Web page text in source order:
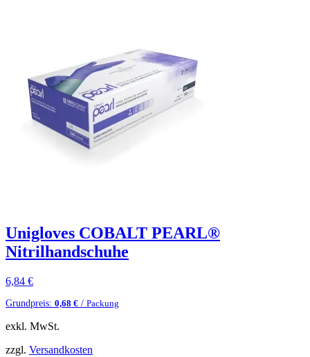
Unigloves COBALT PEARL®
Nitrilhandschuhe
6,84 €
Grundpreis: 0,68 € / Packung
exkl. MwSt.
zzgl. Versandkosten